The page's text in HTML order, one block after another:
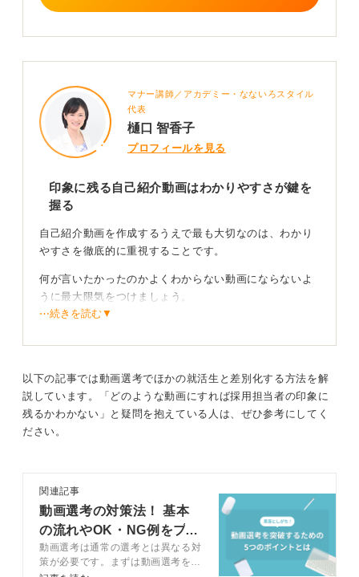
マナー講師／アカデミー・なないろスタイル
代表
樋口 智香子
プロフィールを見る
印象に残る自己紹介動画はわかりやすさが鍵を
握る
自己紹介動画を作成するうえで最も大切なのは、わかり
やすさを徹底的に重視することです。
何が言いたかったのかよくわからない動画にならないよ
うに最大限気をつけましょう。
します。一つめは、二つめは、三つめは⋯⋯」のように
話す方法です。
また、一つのエピソードに絞ってPREP法で伝えるのも
誰かのサポートを受けてクオリティを高めよう
撮影に関しては、慣れていない場合、ご自身一人ではか
なり大変なので、サポートしてもらえる人を探すのが良
いでしょう。
⋯続きを読む▼
以下の記事では動画選考でほかの就活生と差別化する方法を解
説しています。「どのような動画にすれば採用担当者の印象に
残るかわかない」と疑問を抱えている人は、ぜひ参考にしてく
ださい。
関連記事
動画選考の対策法！ 基本
の流れやOK・NG例をプロ
が解説
動画選考は通常の選考とは異なる対
策が必要です。まずは動画選考をお